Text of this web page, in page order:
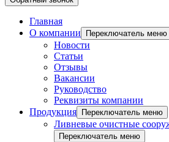
Главная
О компании
Переключатель меню
Новости
Статьи
Отзывы
Вакансии
Руководство
Реквизиты компании
Продукция
Переключатель меню
Ливневые очистные
Переключатель меню